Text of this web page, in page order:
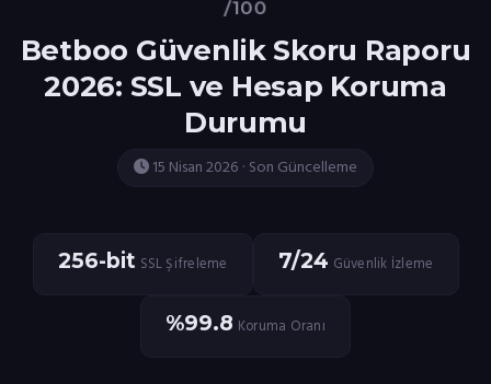
/100
Betboo Güvenlik Skoru Raporu
2026: SSL ve Hesap Koruma
Durumu
15 Nisan 2026 · Son Güncelleme
256-bit SSL Şifreleme 7/24 Güvenlik İzleme
%99.8 Koruma Oranı